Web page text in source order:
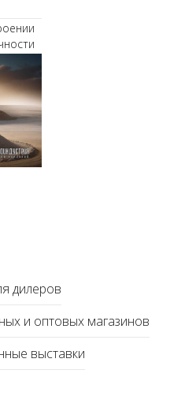
дилеров
и оптовых магазинов
выставки